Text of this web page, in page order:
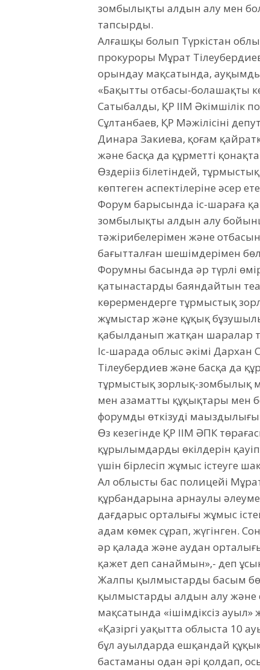
зомбылықтың алдын алу мен
тапсырды.
Алғашқы болып Түркістан
прокуроры Мұрат
орындау мақсатында, ауқымды
«Бақытты отбасы-болашақтың
Сатыбалды, ҚР ІІМ Әкімшілік
Сұлтанбаев, ҚР Мәжілісінің
Динара Закиева, қоғам
және басқа да құрметті
Өздеріңіз білетіндей,
көптеген аспектілеріне әсер
Форум барысында іс-шараға
зомбылықтың алдын алу
тәжірибелерімен және
бағытталған шешімдерімен
Форумның басында әр түрлі
қатынастарды баяндайтын
көрермендерге тұрмыстық
жұмыстар және құқық
қабылданып жатқан шаралар
Іс-шарада облыс әкімі
Тілеубердиев және басқа да
тұрмыстық зорлық-зомбылық
мен азаматтың құқықтары мен
форумды өткізудің
Өз кезегінде ҚР ІІМ ӘПК
құрылымдардың өкілдерін
үшін бірлесіп жұмыс істеуге
Ал облыстың бас полицейі
құрбандарына арнаулы
дағдарыс орталығы жұмыс
адам көмек сұрап, жүгінген.
әр қалада және аудан
қажет деп санаймын»,- деп
Жалпы қылмыстардың басым
қылмыстардың алдын алу және
мақсатында «ішімдіксіз
«Қазіргі уақытта облыста 10
бұл ауылдарда ешқандай
бастаманы одан әрі қолдап,